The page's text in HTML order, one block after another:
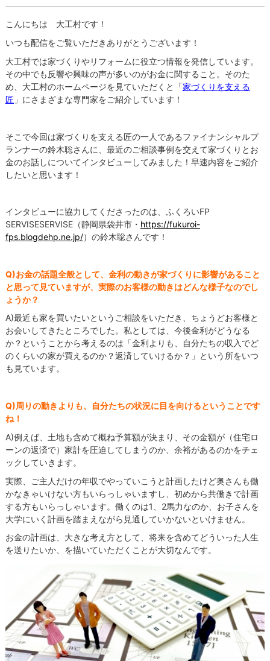
こんにちは 大工村です！
いつも配信をご覧いただきありがとうございます！
大工村では家づくりやリフォームに役立つ情報を発信しています。
その中でも反響や興味の声が多いのがお金に関すること。そのた
め、大工村のホームページを見ていただくと「家づくりを支える
匠」にさまざまな専門家をご紹介しています！
そこで今回は家づくりを支える匠の一人であるファイナンシャルプ
ランナーの鈴木聡さんに、最近のご相談事例を交えて家づくりとお
金のお話しについてインタビューしてみました！早速内容をご紹介
したいと思います！
インタビューに協力してくださったのは、ふくろいFP
SERVISESERVISE（静岡県袋井市・ https://fukuroi-
fps.blogdehp.ne.jp/）の鈴木聡さんです！
Q)お金の話題全般として、金利の動きが家づくりに影響があること
と思って見ていますが、実際のお客様の動きはどんな様子なのでし
ょうか？
A)最近も家を買いたいというご相談をいただき、ちょうどお客様と
お会いしてきたところでした。私としては、今後金利がどうなる
か？ということから考えるのは「金利よりも、自分たちの収入でど
のくらいの家が買えるのか？返済していけるか？」という所をいつ
も見ています。
Q)周りの動きよりも、自分たちの状況に目を向けるということです
ね！
A)例えば、土地も含めて概ね予算額が決まり、その金額が（住宅ロ
ーンの返済で）家計を圧迫してしまうのか、余裕があるのかをチェ
ックしていきます。
実際、ご主人だけの年収でやっていこうと計画したけど奥さんも働
かなきゃいけない方もいらっしゃいますし、初めから共働きで計画
する方もいらっしゃいます。働くのは1、2馬力なのか、お子さんを
大学にいく計画を踏まえながら見通していかないといけません。
お金の計画は、大きな考え方として、将来を含めてどういった人生
を送りたいか、を描いていただくことが大切なんです。